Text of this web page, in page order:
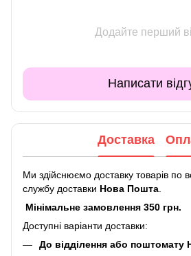
Додайте перший
Написати
Доставка
Ми здійснюємо доставку товарів по
службу доставки Нова Пошта
Мінімальне замовлення 350 грн.
Доступні варіанти доставки:
До відділення або поштомату